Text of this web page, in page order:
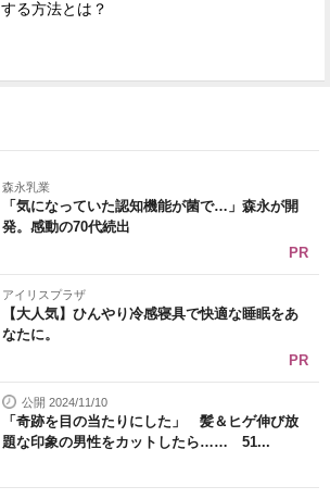
する方法とは？
森永乳業
「気になっていた認知機能が菌で…」森永が開
発。感動の70代続出
PR
アイリスプラザ
【大人気】ひんやり冷感寝具で快適な睡眠をあ
なたに。
PR
公開 2024/11/10
「奇跡を目の当たりにした」 髪＆ヒゲ伸び放
題な印象の男性をカットしたら…… 51...